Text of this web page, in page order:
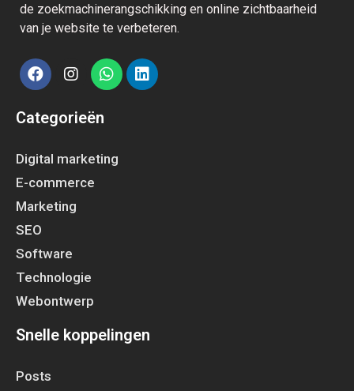
de zoekmachinerangschikking en online zichtbaarheid
van je website te verbeteren.
Categorieën
Digital marketing
E-commerce
Marketing
SEO
Software
Technologie
Webontwerp
Snelle koppelingen
Posts